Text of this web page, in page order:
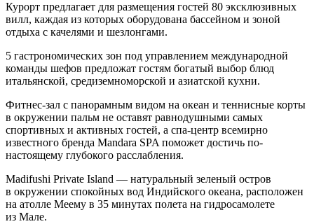
Курорт предлагает для размещения гостей 80 эксклюзивных
вилл, каждая из которых оборудована бассейном и зоной
отдыха с качелями и шезлонгами.
5 гастрономических зон под управлением международной
команды шефов предложат гостям богатый выбор блюд
итальянской, средиземноморской и азиатской кухни.
Фитнес-зал с панорамным видом на океан и теннисные корты
в окружении пальм не оставят равнодушными самых
спортивных и активных гостей, а спа-центр всемирно
известного бренда Mandara SPA поможет достичь по-
настоящему глубокого расслабления.
Madifushi Private Island — натуральный зеленый остров
в окружении спокойных вод Индийского океана, расположен
на атолле Меему в 35 минутах полета на гидросамолете
из Мале.